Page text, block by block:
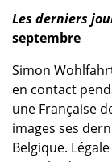
Les derniers
septembre
Simon
en contact
une Française
images ses
Belgique.